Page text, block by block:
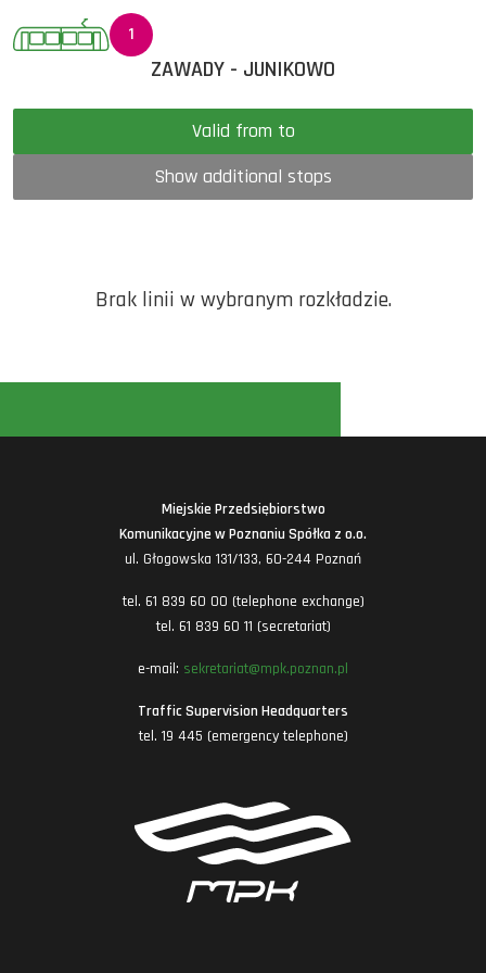
1
ZAWADY - JUNIKOWO
Valid from to
Show additional stops
Brak linii w wybranym rozkładzie.
Miejskie Przedsiębiorstwo
Komunikacyjne w Poznaniu Spółka z o.o.
ul. Głogowska 131/133, 60-244 Poznań
tel. 61 839 60 00 (telephone exchange)
tel. 61 839 60 11 (secretariat)
e-mail: sekretariat@mpk.poznan.pl
Traffic Supervision Headquarters
tel. 19 445 (emergency telephone)